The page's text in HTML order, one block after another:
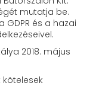
mutatja be.
és a hazai
2018. május
kötelesek